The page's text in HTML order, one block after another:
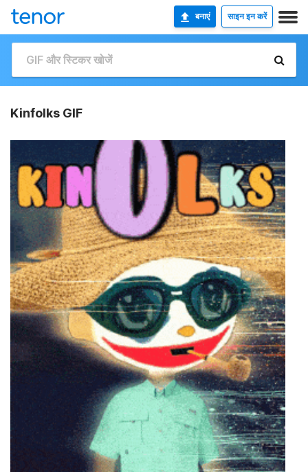
बनाएं साइन इन करें
Kinfolks GIF